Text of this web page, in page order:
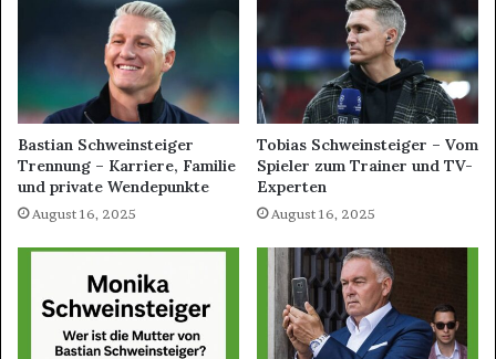
Bastian Schweinsteiger
Trennung – Karriere, Familie
und private Wendepunkte
August 16, 2025
Tobias Schweinsteiger – Vom
Spieler zum Trainer und TV-
Experten
August 16, 2025